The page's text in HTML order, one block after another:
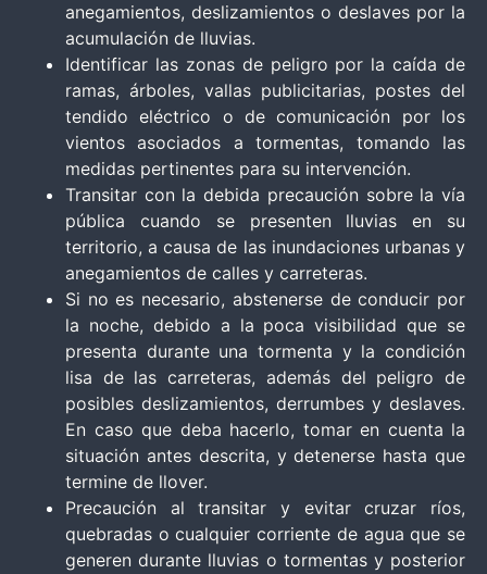
anegamientos, deslizamientos o deslaves por la
acumulación de lluvias.
Identificar las zonas de peligro por la caída de
ramas, árboles, vallas publicitarias, postes del
tendido eléctrico o de comunicación por los
vientos asociados a tormentas, tomando las
medidas pertinentes para su intervención.
Transitar con la debida precaución sobre la vía
pública cuando se presenten lluvias en su
territorio, a causa de las inundaciones urbanas y
anegamientos de calles y carreteras.
Si no es necesario, abstenerse de conducir por
la noche, debido a la poca visibilidad que se
presenta durante una tormenta y la condición
lisa de las carreteras, además del peligro de
posibles deslizamientos, derrumbes y deslaves.
En caso que deba hacerlo, tomar en cuenta la
situación antes descrita, y detenerse hasta que
termine de llover.
Precaución al transitar y evitar cruzar ríos,
quebradas o cualquier corriente de agua que se
generen durante lluvias o tormentas y posterior